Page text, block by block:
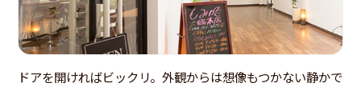
ドアを開ければビックリ。外観からは想像もつかない静かで